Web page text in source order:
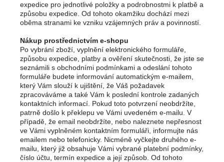
expedice pro jednotlivé položky a podrobnostmi k platbě a
způsobu expedice. Od tohoto okamžiku dochází mezi
oběma stranami ke vzniku vzájemných práv a povinností.
Nákup prostřednictvím e-shopu
Po vybrání zboží, vyplnění elektronického formuláře,
způsobu expedice, platby a ověření skutečnosti, že jste se
seznámili s obchodními podmínkami a odeslání tohoto
formuláře budete informování automatickým e-mailem,
který Vám slouží k ujištění, že Váš požadavek
zpracováváme a také Vám k poslední kontrole zadaných
kontaktních informací. Pokud toto potvrzení neobdržíte,
patrně došlo k překlepu ve Vámi uvedeném e-mailu. V
případě, že email neobdržíte, nebo naleznete nepřesnost
ve Vámi vyplněném kontaktním formuláři, informujte nás
emailem nebo telefonicky. Nicméně vyčkejte druhého e-
mailu, který již obsahuje Vámi vybrané platební podmínky,
číslo účtu, termín expedice a její způsob. Od tohoto